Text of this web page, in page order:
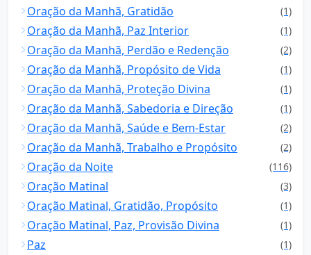
Oração da Manhã, Gratidão (1)
Oração da Manhã, Paz Interior (1)
Oração da Manhã, Perdão e Redenção (2)
Oração da Manhã, Propósito de Vida (1)
Oração da Manhã, Proteção Divina (1)
Oração da Manhã, Sabedoria e Direção (1)
Oração da Manhã, Saúde e Bem-Estar (2)
Oração da Manhã, Trabalho e Propósito (2)
Oração da Noite (116)
Oração Matinal (3)
Oração Matinal, Gratidão, Propósito (1)
Oração Matinal, Paz, Provisão Divina (1)
Paz (1)